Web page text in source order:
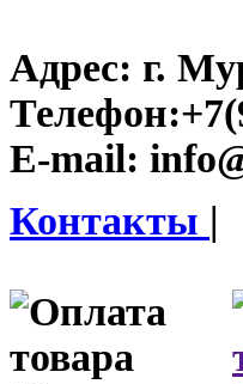
Адрес: г.
Телефон:
E-mail:
Контакты |